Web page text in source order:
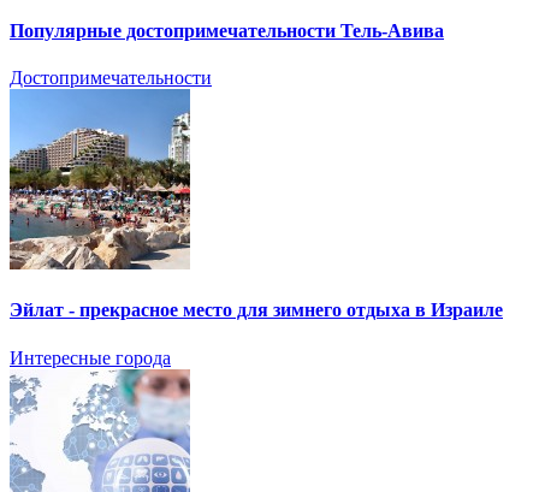
Популярные достопримечательности Тель-Авива
Достопримечательности
Эйлат - прекрасное место для зимнего отдыха в Израиле
Интересные города